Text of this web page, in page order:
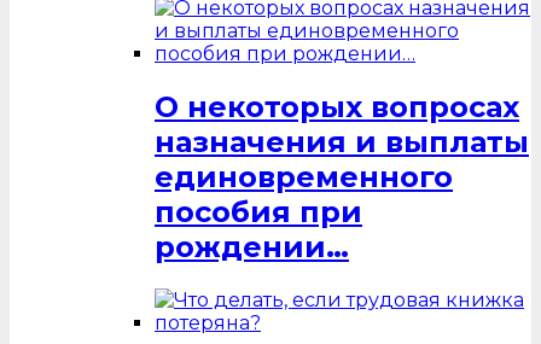
О некоторых вопросах
назначения и выплаты
единовременного
пособия при
рождении…